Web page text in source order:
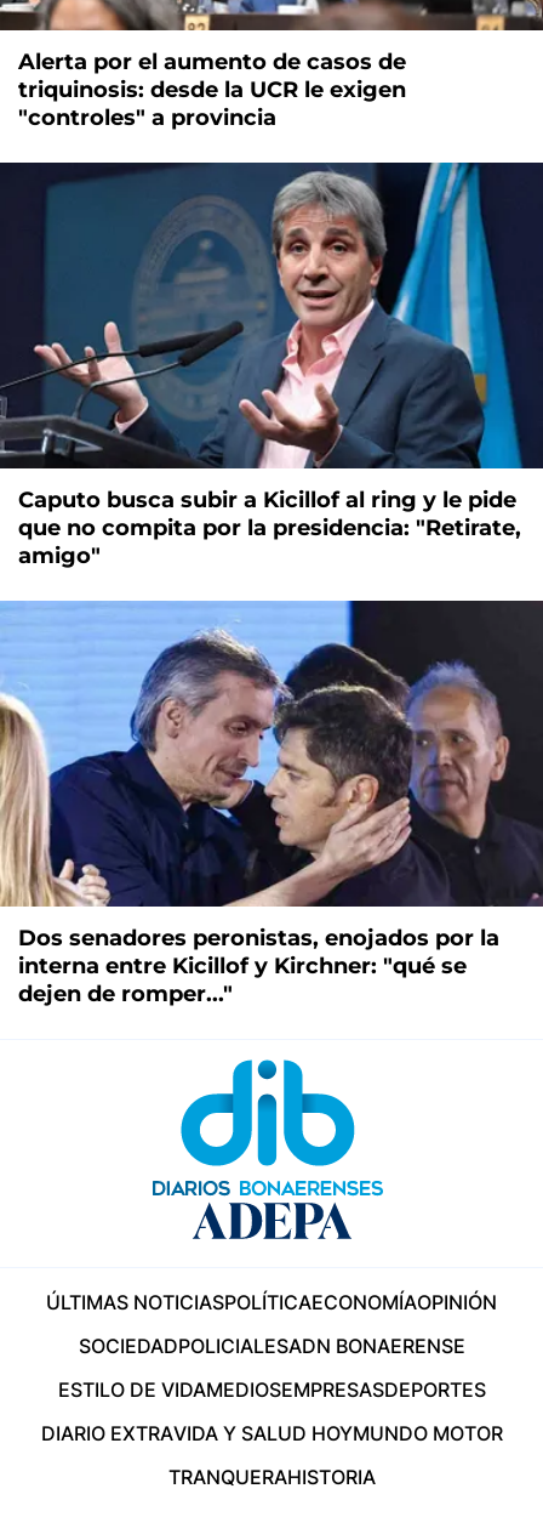
Alerta por el aumento de casos de
triquinosis: desde la UCR le exigen
"controles" a provincia
Caputo busca subir a Kicillof al ring y le pide
que no compita por la presidencia: "Retirate,
amigo"
Dos senadores peronistas, enojados por la
interna entre Kicillof y Kirchner: "qué se
dejen de romper..."
ÚLTIMAS NOTICIASPOLÍTICAECONOMÍAOPINIÓN
SOCIEDADPOLICIALESADN BONAERENSE
ESTILO DE VIDAMEDIOSEMPRESASDEPORTES
DIARIO EXTRAVIDA Y SALUD HOYMUNDO MOTOR
TRANQUERAHISTORIA